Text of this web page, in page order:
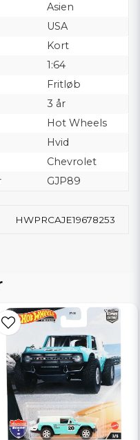
Asien
USA
Kort
1:64
Fritløb
3 år
Hot Wheels
Hvid
Chevrolet
GJP89
HWPRCAJE19678253